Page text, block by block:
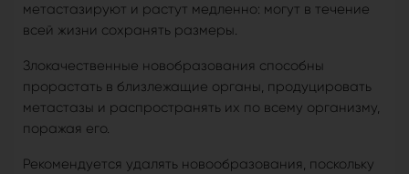
метастазируют и растут медленно: могут в течение
всей жизни сохранять размеры.
Злокачественные новобразования способны
прорастать в близлежащие органы, продуцировать
метастазы и распространять их по всему организму,
поражая его.
Рекомендуется удалять новообразования, поскольку